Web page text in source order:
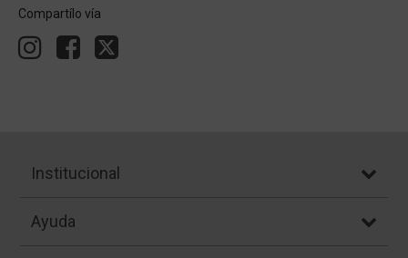
Compartílo vía
Institucional
Ayuda